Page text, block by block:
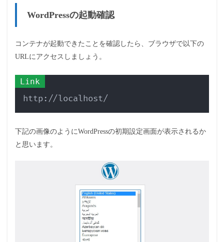
WordPressの起動確認
コンテナが起動できたことを確認したら、ブラウザで以下の
URLにアクセスしましょう。
http://localhost/
下記の画像のようにWordPressの初期設定画面が表示されるか
と思います。